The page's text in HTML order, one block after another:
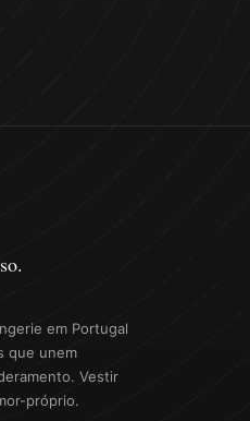
em Portugal
que unem
Vestir
próprio.